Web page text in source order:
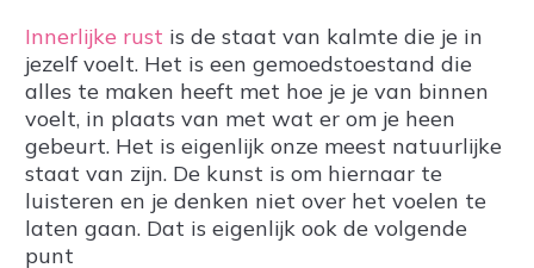
Innerlijke rust is de staat van kalmte die je in
jezelf voelt. Het is een gemoedstoestand die
alles te maken heeft met hoe je je van binnen
voelt, in plaats van met wat er om je heen
gebeurt. Het is eigenlijk onze meest natuurlijke
staat van zijn. De kunst is om hiernaar te
luisteren en je denken niet over het voelen te
laten gaan. Dat is eigenlijk ook de volgende
punt